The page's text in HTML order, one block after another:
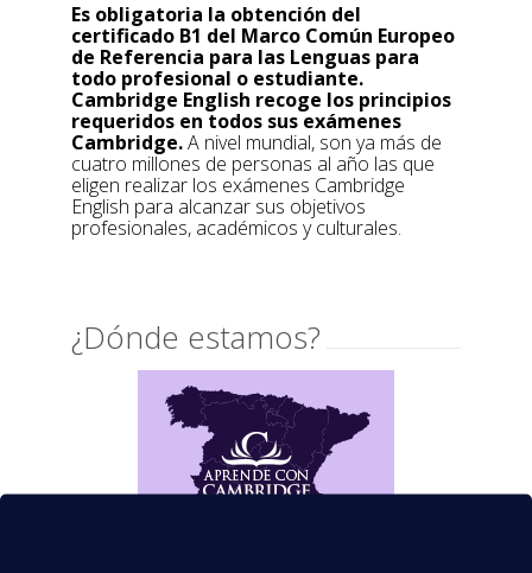
Es obligatoria la obtención del
certificado B1 del Marco Común Europeo
de Referencia para las Lenguas para
todo profesional o estudiante.
Cambridge English recoge los principios
requeridos en todos sus exámenes
Cambridge.A nivel mundial, son ya más de
cuatro millones de personas al año las que
eligen realizar los exámenes Cambridge
English para alcanzar sus objetivos
profesionales, académicos y culturales.
¿Dónde estamos?